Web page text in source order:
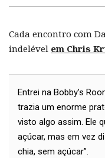
Cada encontro com
indelével em Chris
Entrei na Bobby’s
trazia um enorme
visto algo assim. Ele
açúcar, mas em vez
chia, sem açúcar”.